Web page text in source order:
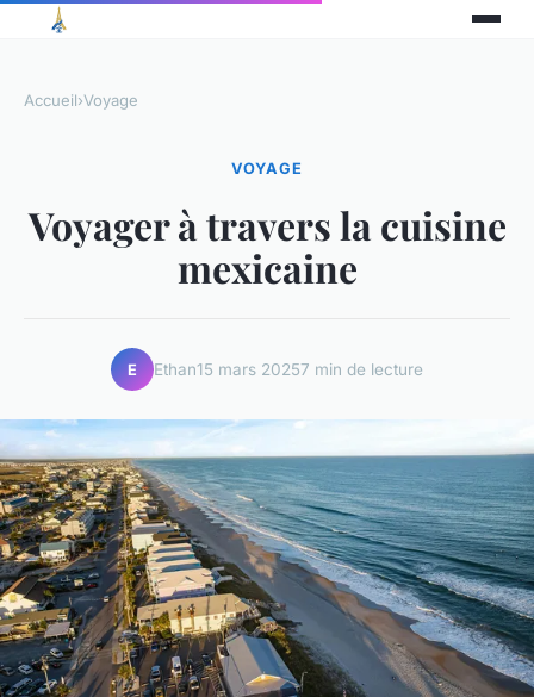
Accueil›Voyage
VOYAGE
Voyager à travers la cuisine
mexicaine
E Ethan15 mars 20257 min de lecture